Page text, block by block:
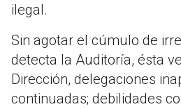
ilegal.
Sin agotar el cúmulo de
detecta la Auditoría, ésta
Dirección, delegaciones
continuadas; debilidades